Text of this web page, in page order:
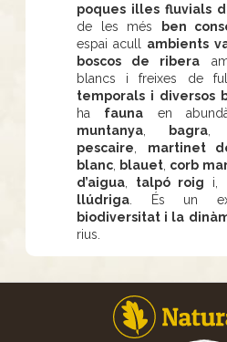
poques illes fluvials
de les més
ben
espai acull ambients
boscos de ribera
blancs i freixes de
temporals i diversos
ha fauna en
muntanya
bagra
pescaire
martinet
blanc
blauet corb
d’aigua
talpó roig i,
llúdriga . És un
biodiversitat i la
rius.